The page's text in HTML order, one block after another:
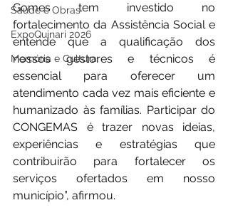
Saúde e Obras
ExpoQuinari 2026
Memória e Cultura
Gomes tem investido no
fortalecimento da Assistência Social e
entende que a qualificação dos
nossos gestores e técnicos é
essencial para oferecer um
atendimento cada vez mais eficiente e
humanizado às famílias. Participar do
CONGEMAS é trazer novas ideias,
experiências e estratégias que
contribuirão para fortalecer os
serviços ofertados em nosso
município”, afirmou.